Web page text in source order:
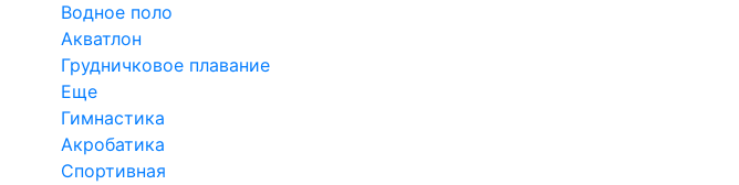
Водное поло
Акватлон
Грудничковое плавание
Еще
Гимнастика
Акробатика
Спортивная